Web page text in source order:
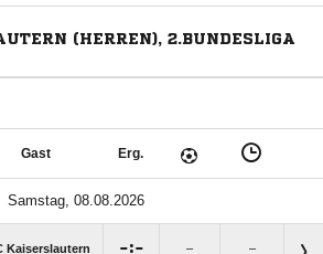
(HERREN), 2.BUNDESLIGA
Gast Erg.
Samstag, 08.08.2026
Kaiserslautern : – –